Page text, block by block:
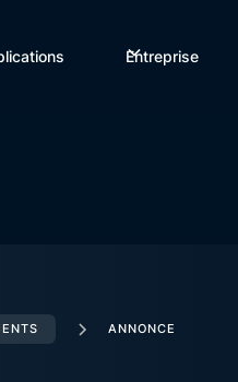
Entreprise
ANNONCE